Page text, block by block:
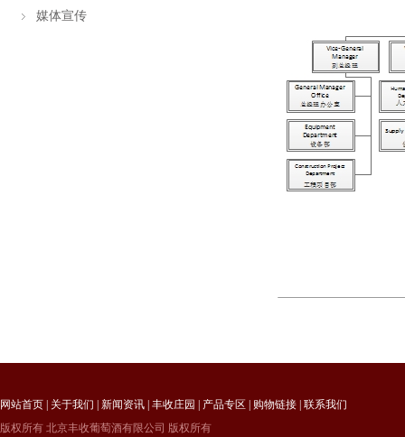
媒体宣传
网站首页 关于我们 新闻资讯 丰收庄园 产品专区 购物链接 联系我们
版权所有 北京丰收葡萄酒有限公司 版权所有